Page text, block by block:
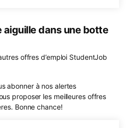
aiguille dans une botte
offres d’emploi StudentJob
abonner à nos alertes
proposer les meilleures offres
Bonne chance!